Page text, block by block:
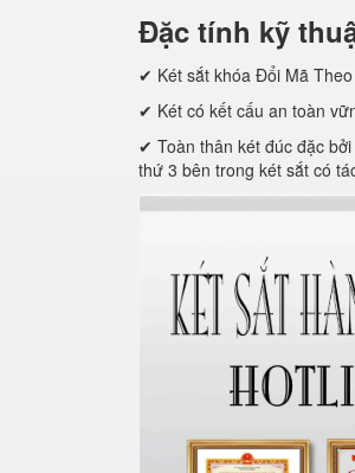
Đặc tính kỹ
✔ Két sắt khóa Đổi Mã
✔ Két có kết cấu an toàn
✔ Toàn thân két đúc đặc
thứ 3 bên trong két sắt có